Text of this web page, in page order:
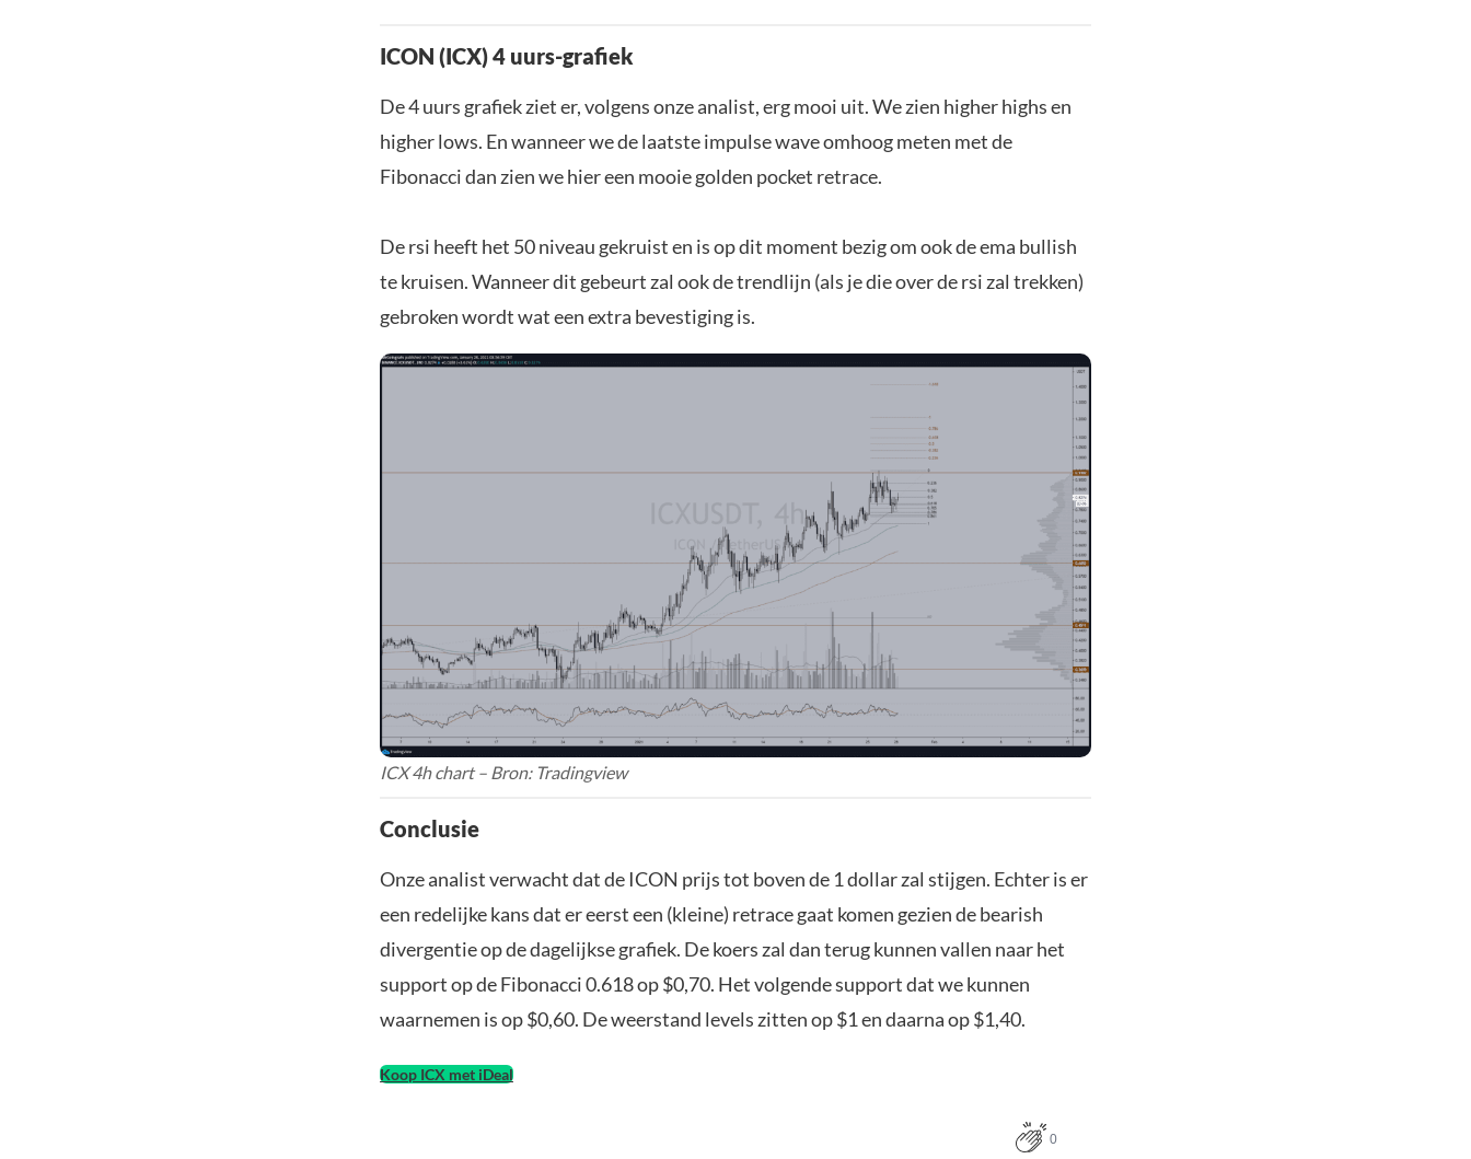
ICON (ICX) 4 uurs-grafiek
De 4 uurs grafiek ziet er, volgens onze analist, erg mooi uit. We zien higher highs en
higher lows. En wanneer we de laatste impulse wave omhoog meten met de
Fibonacci dan zien we hier een mooie golden pocket retrace.
De rsi heeft het 50 niveau gekruist en is op dit moment bezig om ook de ema bullish
te kruisen. Wanneer dit gebeurt zal ook de trendlijn (als je die over de rsi zal trekken)
gebroken wordt wat een extra bevestiging is.
ICX 4h chart – Bron: Tradingview
Conclusie
Onze analist verwacht dat de ICON prijs tot boven de 1 dollar zal stijgen. Echter is er
een redelijke kans dat er eerst een (kleine) retrace gaat komen gezien de bearish
divergentie op de dagelijkse grafiek. De koers zal dan terug kunnen vallen naar het
support op de Fibonacci 0.618 op $0,70. Het volgende support dat we kunnen
waarnemen is op $0,60. De weerstand levels zitten op $1 en daarna op $1,40.
Koop ICX met iDeal
0